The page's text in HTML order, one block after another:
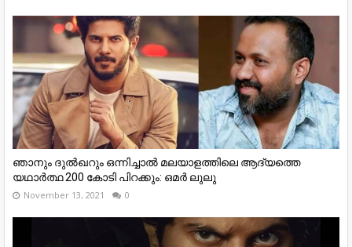
ഞാനും ദുൽഖറും ഒന്നിച്ചാൽ മലയാളത്തിലെ ആദ്യത്തെ
യഥാർത്ഥ 200 കോടി പിറക്കും: ഒമർ ലുലു
November 13, 2021 0